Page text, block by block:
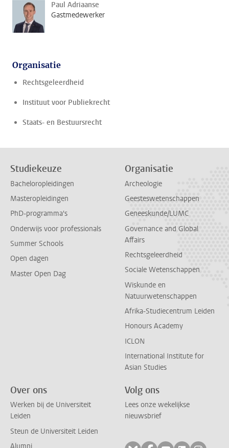
Paul Adriaanse
Gastmedewerker
Organisatie
Rechtsgeleerdheid
Instituut voor Publiekrecht
Staats- en Bestuursrecht
Studiekeuze
Bacheloropleidingen
Masteropleidingen
PhD-programma's
Onderwijs voor professionals
Summer Schools
Open dagen
Master Open Dag
Organisatie
Archeologie
Geesteswetenschappen
Geneeskunde/LUMC
Governance and Global
Affairs
Rechtsgeleerdheid
Sociale Wetenschappen
Wiskunde en
Natuurwetenschappen
Afrika-Studiecentrum Leiden
Honours Academy
ICLON
International Institute for
Asian Studies
Over ons
Werken bij de Universiteit
Leiden
Steun de Universiteit Leiden
Volg ons
Lees onze wekelijkse
nieuwsbrief